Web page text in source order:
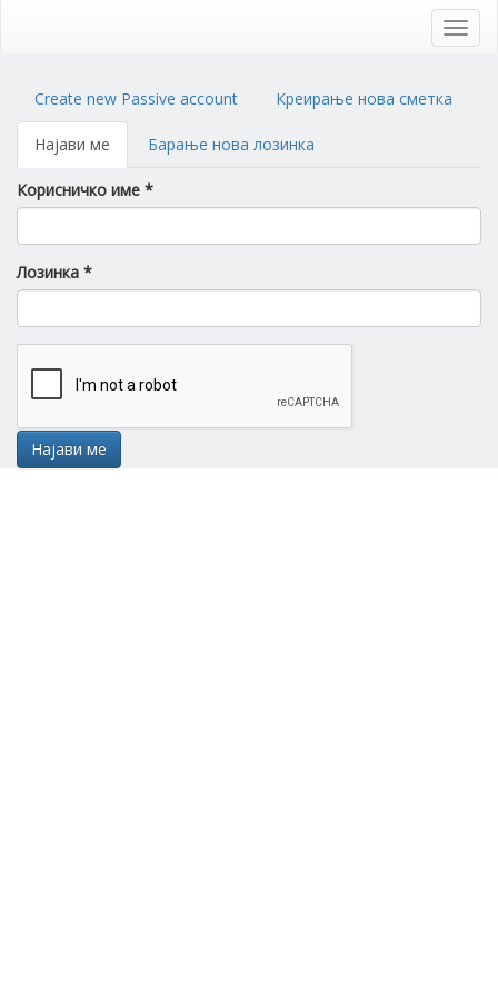
Primary
tabs
Create new Passive account Креирање нова сметка
Најави ме (activeБарање нова лозинка
Корисничко име *
Лозинка *
Најави ме